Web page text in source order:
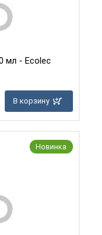
мл - Ecolec
В корзину
Новинка